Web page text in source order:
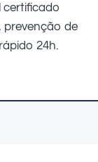
certificado
de
24h.